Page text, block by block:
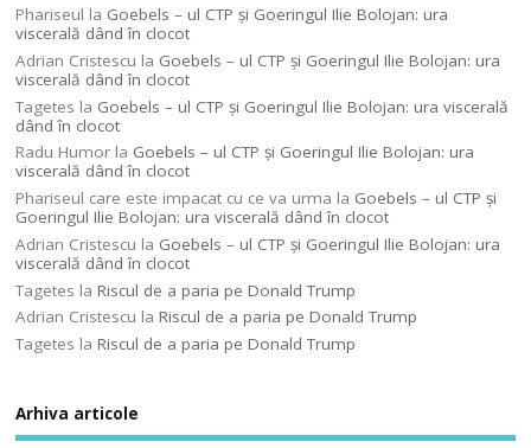
Phariseul la Goebels – ul CTP şi Goeringul Ilie Bolojan: ura
viscerală dând în clocot
Adrian Cristescu la Goebels – ul CTP şi Goeringul Ilie Bolojan: ura
viscerală dând în clocot
Tagetes la Goebels – ul CTP şi Goeringul Ilie Bolojan: ura viscerală
dând în clocot
Radu Humor la Goebels – ul CTP şi Goeringul Ilie Bolojan: ura
viscerală dând în clocot
Phariseul care este impacat cu ce va urma la Goebels – ul CTP şi
Goeringul Ilie Bolojan: ura viscerală dând în clocot
Adrian Cristescu la Goebels – ul CTP şi Goeringul Ilie Bolojan: ura
viscerală dând în clocot
Tagetes laRiscul de a paria pe Donald Trump
Adrian Cristescu laRiscul de a paria pe Donald Trump
Tagetes laRiscul de a paria pe Donald Trump
Arhiva articole